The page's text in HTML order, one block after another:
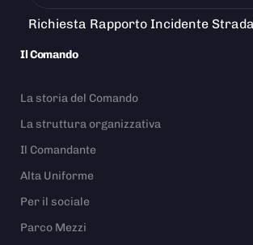
Richiesta Rapporto Incidente
Il Comando
La storia del Comando
La struttura organizzativa
Il Comandante
Alta Uniforme
Per il sociale
Parco Mezzi